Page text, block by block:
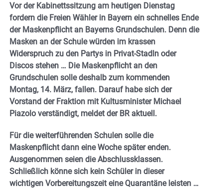
Vor der Kabinettssitzung am heutigen Dienstag
fordern die Freien Wähler in Bayern ein schnelles Ende
der Maskenpflicht an Bayerns Grundschulen. Denn die
Masken an der Schule würden im krassen
Widerspruch zu den Partys in Privat-Stadln oder
Discos stehen … Die Maskenpflicht an den
Grundschulen solle deshalb zum kommenden
Montag, 14. März, fallen. Darauf habe sich der
Vorstand der Fraktion mit Kultusminister Michael
Piazolo verständigt, meldet der BR aktuell.
Für die weiterführenden Schulen solle die
Maskenpflicht dann eine Woche später enden.
Ausgenommen seien die Abschlussklassen.
Schließlich könne sich kein Schüler in dieser
wichtigen Vorbereitungszeit eine Quarantäne leisten …